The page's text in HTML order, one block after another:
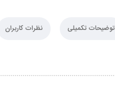
توضیحات تکمیلی نظرات کاربران